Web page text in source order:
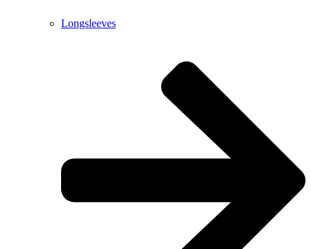
Longsleeves